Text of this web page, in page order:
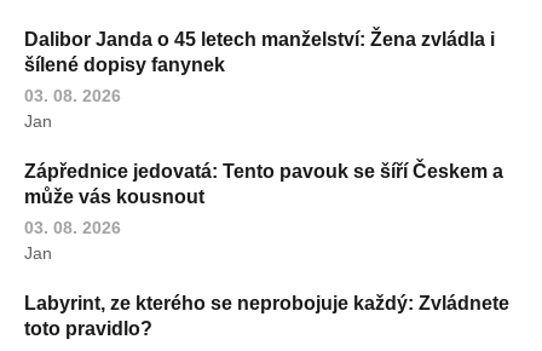
Dalibor Janda o 45 letech manželství: Žena zvládla i
šílené dopisy fanynek
03. 08. 2026
Jan
Zápřednice jedovatá: Tento pavouk se šíří Českem a
může vás kousnout
03. 08. 2026
Jan
Labyrint, ze kterého se neprobojuje každý: Zvládnete
toto pravidlo?